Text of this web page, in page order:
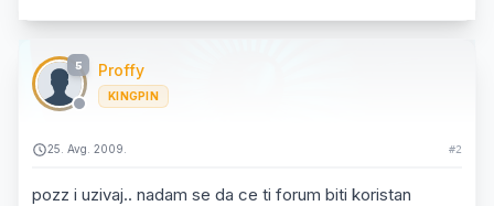
5 Proffy
KINGPIN
25. Avg. 2009. #2
pozz i uzivaj.. nadam se da ce ti forum biti koristan